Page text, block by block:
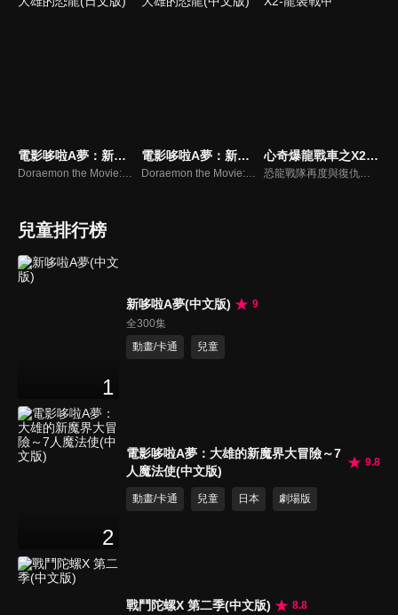
電影哆啦A夢：新大雄的恐龍(日文版)
Doraemon the Movie:Nobita’s Dinosaur 2006
電影哆啦A夢：新大雄的恐龍(中文版)
Doraemon the Movie:Nobita’s Dinosaur 2006
心奇爆龍戰車之X2-龍裝戰甲
恐龍戰隊再度與復仇歸來的掌控者及其製造的魔方怪物們鬥智鬥勇，全力保護恐龍城市的故事。在愈發艱難的戰鬥過程中，恐龍戰隊成員們在新夥伴冰凝的技術支持下，運用魔方手錶陸續召喚出了全新的數碼恐龍和電磁恐龍，靠著智慧與謀略和不屈不撓的精神，成功擊敗了掌控者及其怪物軍團，維持了社會的秩序，恢復了城市的安寧。
兒童排行榜
1
新哆啦A夢(中文版)
9
全300集
動畫/卡通
兒童
2
電影哆啦A夢：大雄的新魔界大冒險～7
人魔法使(中文版)
9.8
動畫/卡通 兒童 日本 劇場版
戰鬥陀螺X 第二季(中文版)
8.8